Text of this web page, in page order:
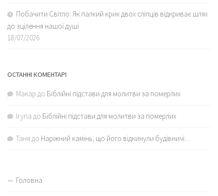
Побачити Світло: Як палкий крик двох сліпців відкриває шлях
до зцілення нашої душі
18/07/2026
ОСТАННІ КОМЕНТАРІ
Макар до Біблійні підстави для молитви за померлих
Iryna до Біблійні підстави для молитви за померлих
Таня до Наріжний камінь, що його відкинули будівничі…
Головна